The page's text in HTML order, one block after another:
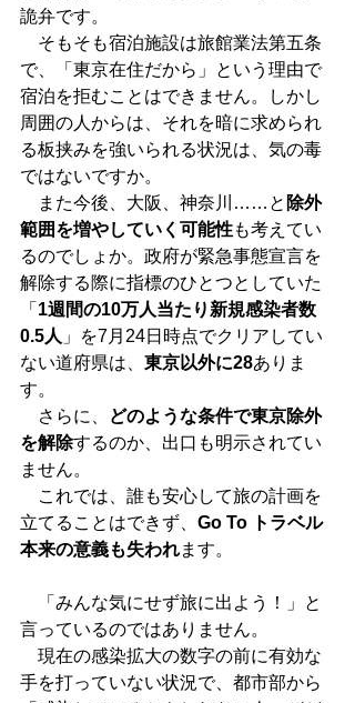
詭弁です。
そもそも宿泊施設は旅館業法第五条
で、「東京在住だから」という理由で
宿泊を拒むことはできません。しかし
周囲の人からは、それを暗に求められ
る板挟みを強いられる状況は、気の毒
ではないですか。
また今後、大阪、神奈川……と 除外
範囲を増やしていく可能性も考えてい
るのでしょか。政府が緊急事態宣言を
解除する際に指標のひとつとしていた
「 1週間の10万人当たり新規感染者数
0.5人 」を7月24日時点でクリアしてい
ない道府県は、 東京以外に28ありま
す。
さらに、
どのような条件で東京除外
を解除するのか、出口も明示されてい
ません。
これでは、誰も安心して旅の計画を
立てることはできず、 Go To トラベル
本来の意義も失われます。
「みんな気にせず旅に出よう！」と
言っているのではありません。
現在の感染拡大の数字の前に有効な
手を打っていない状況で、都市部から